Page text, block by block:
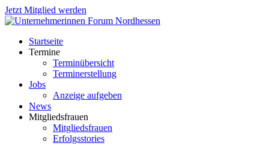
Jetzt Mitglied werden
Startseite
Termine
Terminübersicht
Terminerstellung
Jobs
Anzeige aufgeben
News
Mitgliedsfrauen
Mitgliedsfrauen
Erfolgsstories